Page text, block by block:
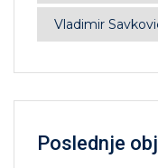
Vladimir
Poslednje